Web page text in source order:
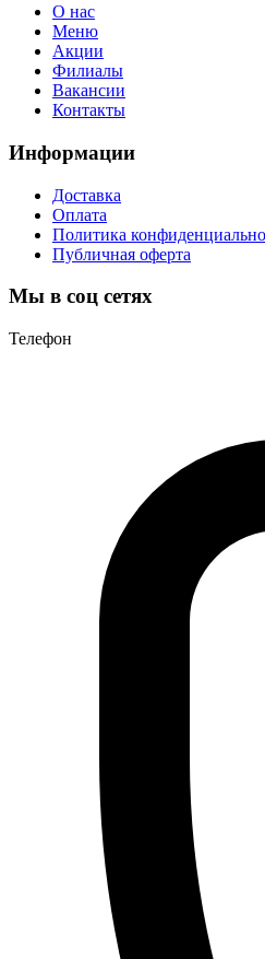
О нас
Меню
Акции
Филиалы
Вакансии
Контакты
Информации
Доставка
Оплата
Политика
Публичная оферта
Мы в соц сетях
Телефон